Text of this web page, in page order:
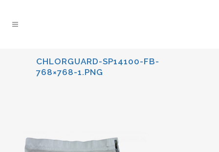
CHLORGUARD-SP14100-FB-
768×768-1.PNG